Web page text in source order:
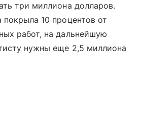
три миллиона долларов.
покрыла 10 процентов от
работ, на дальнейшую
нужны еще 2,5 миллиона